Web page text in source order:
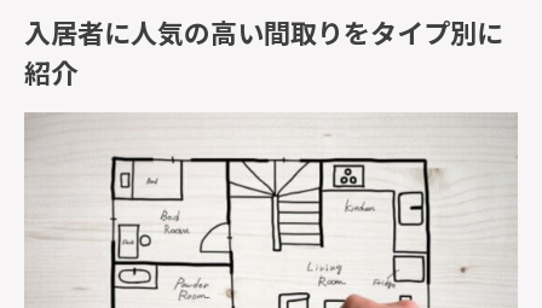
入居者に人気の高い間取りをタイプ別に
紹介